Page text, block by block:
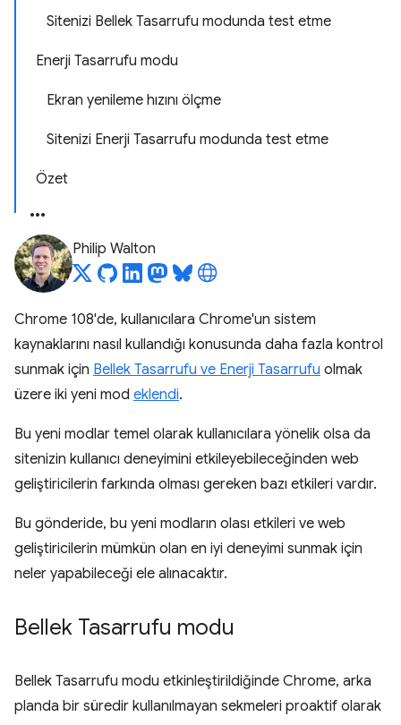
Sitenizi Bellek Tasarrufu modunda test etme
Enerji Tasarrufu modu
Ekran yenileme hızını ölçme
Sitenizi Enerji Tasarrufu modunda test etme
Özet
Philip Walton
Chrome 108'de, kullanıcılara Chrome'un sistem
kaynaklarını nasıl kullandığı konusunda daha fazla kontrol
sunmak için Bellek Tasarrufu ve Enerji Tasarrufu olmak
üzere iki yeni mod eklendi.
Bu yeni modlar temel olarak kullanıcılara yönelik olsa da
sitenizin kullanıcı deneyimini etkileyebileceğinden web
geliştiricilerin farkında olması gereken bazı etkileri vardır.
Bu gönderide, bu yeni modların olası etkileri ve web
geliştiricilerin mümkün olan en iyi deneyimi sunmak için
neler yapabileceği ele alınacaktır.
Bellek Tasarrufu modu
Bellek Tasarrufu modu etkinleştirildiğinde Chrome, arka
planda bir süredir kullanılmayan sekmeleri proaktif olarak